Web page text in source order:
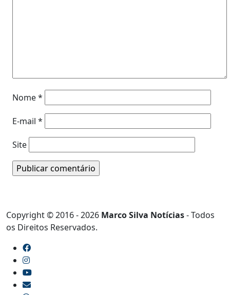
Nome*
E-mail *
Site
Copyright © 2016 - 2026 Marco Silva Notícias- Todos
os Direitos Reservados.